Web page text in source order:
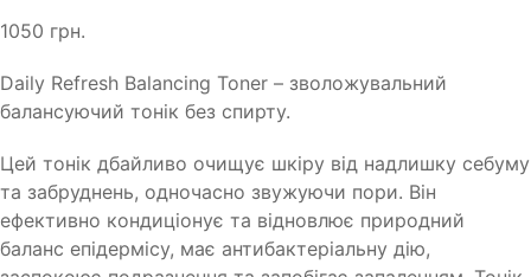
1050 грн.
Daily Refresh Balancing Toner – зволожувальний
балансуючий тонік без спирту.
Цей тонік дбайливо очищує шкіру від надлишку себуму
та забруднень, одночасно звужуючи пори. Він
ефективно кондиціонує та відновлює природний
баланс епідермісу, має антибактеріальну дію,